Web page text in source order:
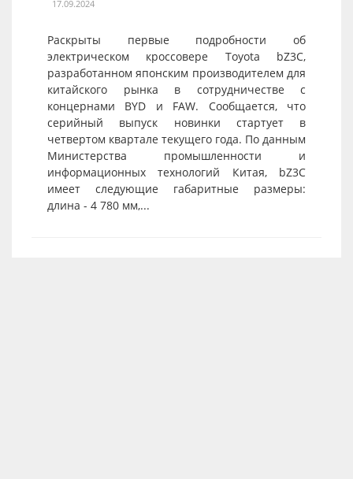
17.09.2024
Раскрыты первые подробности об
электрическом кроссовере Toyota bZ3C,
разработанном японским производителем для
китайского рынка в сотрудничестве с
концернами BYD и FAW. Сообщается, что
серийный выпуск новинки стартует в
четвертом квартале текущего года. По данным
Министерства промышленности и
информационных технологий Китая, bZ3C
имеет следующие габаритные размеры:
длина - 4 780 мм,...